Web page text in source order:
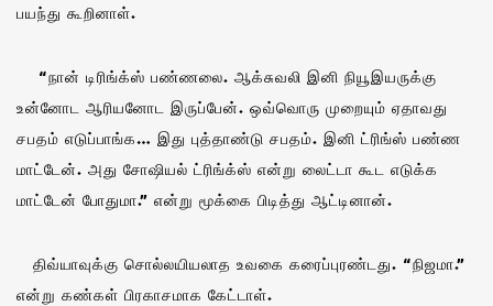
பயந்து கூறினாள்.
“நான் டிரிங்க்ஸ் பண்ணலை. ஆக்சுவலி இனி நியூஇயருக்கு
உன்னோட ஆரியனோட இருப்பேன். ஒவ்வொரு முறையும் ஏதாவது
சபதம் எடுப்பாங்க… இது புத்தாண்டு சபதம். இனி ட்ரிங்ஸ் பண்ண
மாட்டேன். அது சோஷியல் ட்ரிங்க்ஸ் என்று லைட்டா கூட எடுக்க
மாட்டேன் போதுமா.” என்று மூக்கை பிடித்து ஆட்டினான்.
திவ்யாவுக்கு சொல்லயியலாத உவகை கரைப்புரண்டது. “நிஜமா.”
என்று கண்கள் பிரகாசமாக கேட்டாள்.